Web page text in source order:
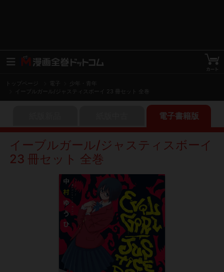
トップページ
少年・青年
イーブルガール/ジャスティスボーイ 23 冊セット 全巻
電子書籍版
イーブルガール/ジャスティスボーイ
23 冊セット 全巻